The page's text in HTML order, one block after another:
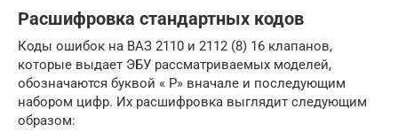
Расшифровка стандартных кодов
Коды ошибок на ВАЗ 2110 и 2112 (8) 16 клапанов,
которые выдает ЭБУ рассматриваемых моделей,
обозначаются буквой « Р» вначале и последующим
набором цифр. Их расшифровка выглядит следующим
образом: